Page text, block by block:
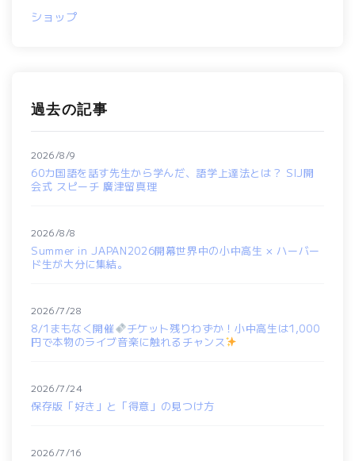
ショップ
過去の記事
60カ国語を話す先生から学んだ、語学上達法とは？ SIJ開
会式 スピーチ 廣津留真理
2026/8/9
Summer in JAPAN2026開幕世界中の小中高生 × ハーバー
ド生が大分に集結。
2026/8/8
8/1まもなく開催
チケット残りわずか！小中高生は1,000
円で本物のライブ音楽に触れるチャンス
2026/7/28
保存版「好き」と「得意」の見つけ方
2026/7/24
2026/7/16